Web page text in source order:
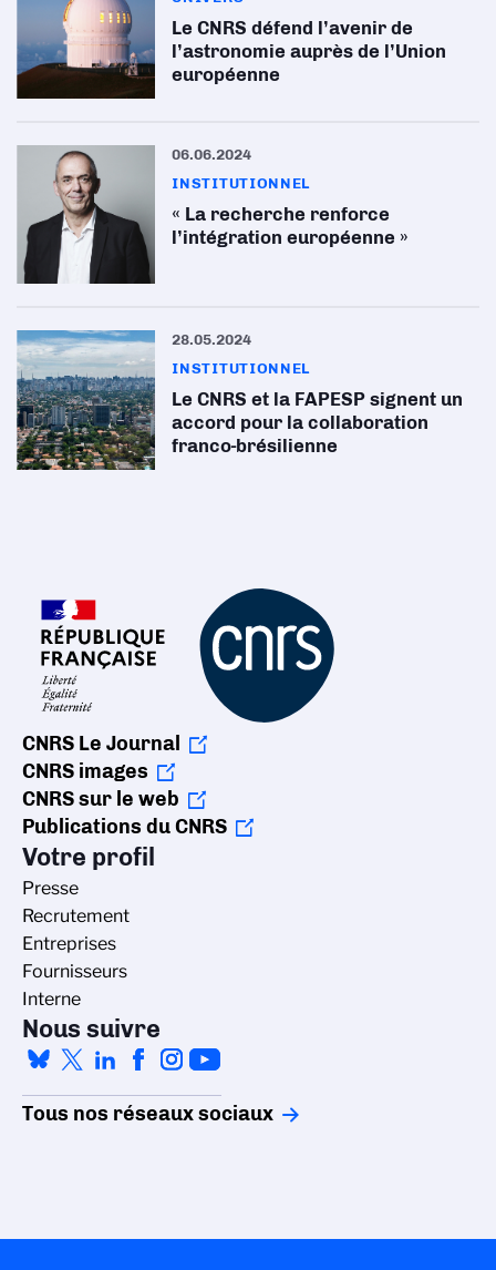
Le CNRS défend l’avenir de
l’astronomie auprès de l’Union
européenne
06.06.2024
INSTITUTIONNEL
« La recherche renforce
l’intégration européenne »
28.05.2024
INSTITUTIONNEL
Le CNRS et la FAPESP signent un
accord pour la collaboration
franco-brésilienne
CNRS Le Journal
CNRS images
CNRS sur le web
Publications du CNRS
Votre profil
Presse
Recrutement
Entreprises
Fournisseurs
Interne
Nous suivre
Tous nos réseaux sociaux